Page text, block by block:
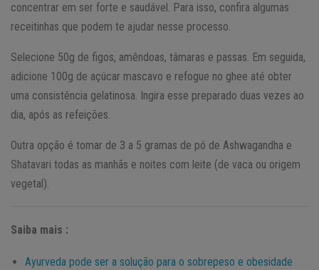
concentrar em ser forte e saudável. Para isso, confira algumas
receitinhas que podem te ajudar nesse processo.
Selecione 50g de figos, amêndoas, tâmaras e passas. Em seguida,
adicione 100g de açúcar mascavo e refogue no ghee até obter
uma consistência gelatinosa. Ingira esse preparado duas vezes ao
dia, após as refeições.
Outra opção é tomar de 3 a 5 gramas de pó de Ashwagandha e
Shatavari todas as manhãs e noites com leite (de vaca ou origem
vegetal).
Saiba mais :
Ayurveda pode ser a solução para o sobrepeso e obesidade